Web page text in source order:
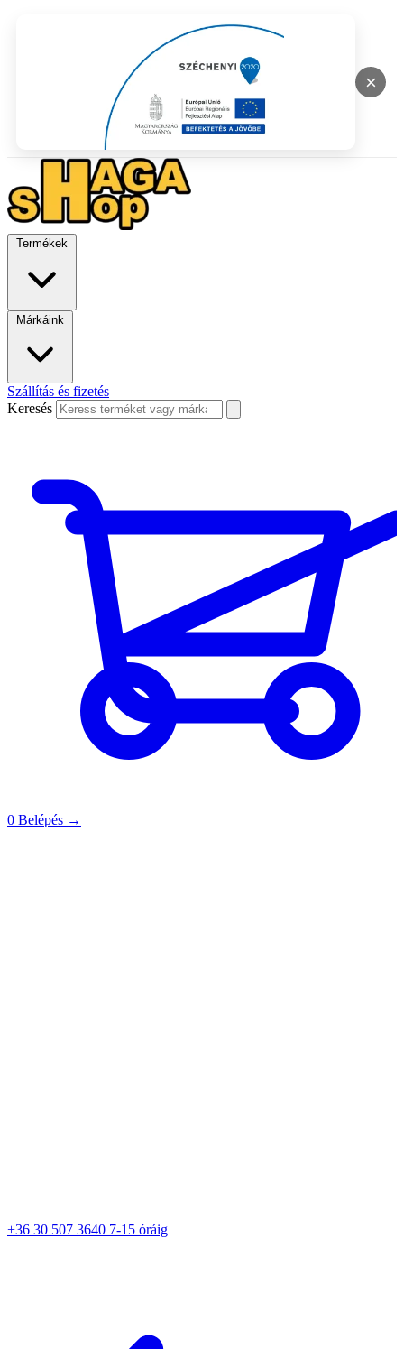
×
Termékek
Márkáink
Szállítás és fizetés
Keresés
0 Belépés →
+36 30 507 3640 7-15 óráig